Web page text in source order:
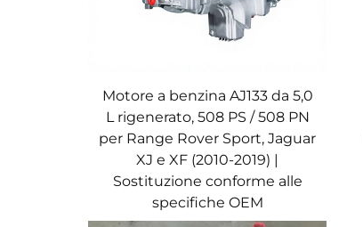
Motore a benzina AJ133 da 5,0
L rigenerato, 508 PS / 508 PN
per Range Rover Sport, Jaguar
XJ e XF (2010-2019) |
Sostituzione conforme alle
specifiche OEM